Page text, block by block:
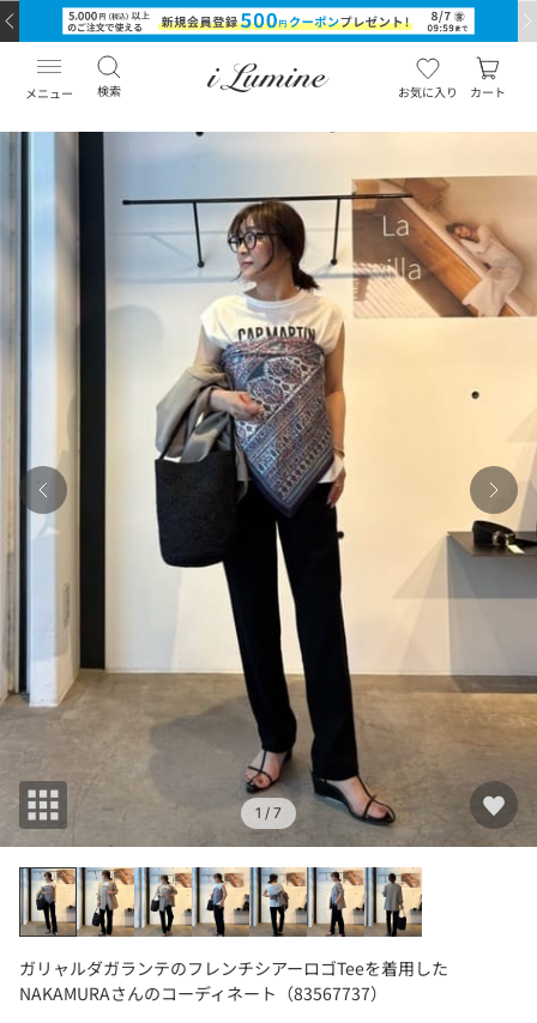
メニュー 検索 お気に入り カート
1 / 7
ガリャルダガランテのフレンチシアーロゴTeeを着用した
NAKAMURAさんのコーディネート（83567737）